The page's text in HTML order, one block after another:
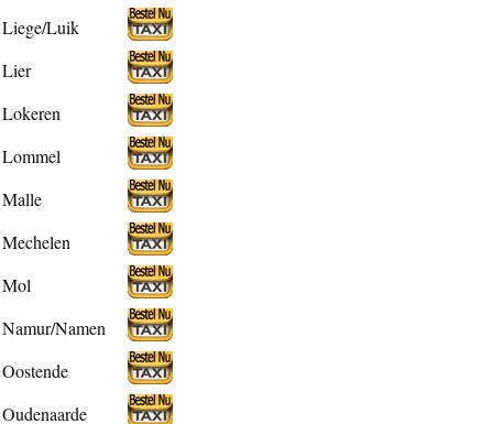
Liege/Luik
Lier
Lokeren
Lommel
Malle
Mechelen
Mol
Namur/Namen
Oostende
Oudenaarde